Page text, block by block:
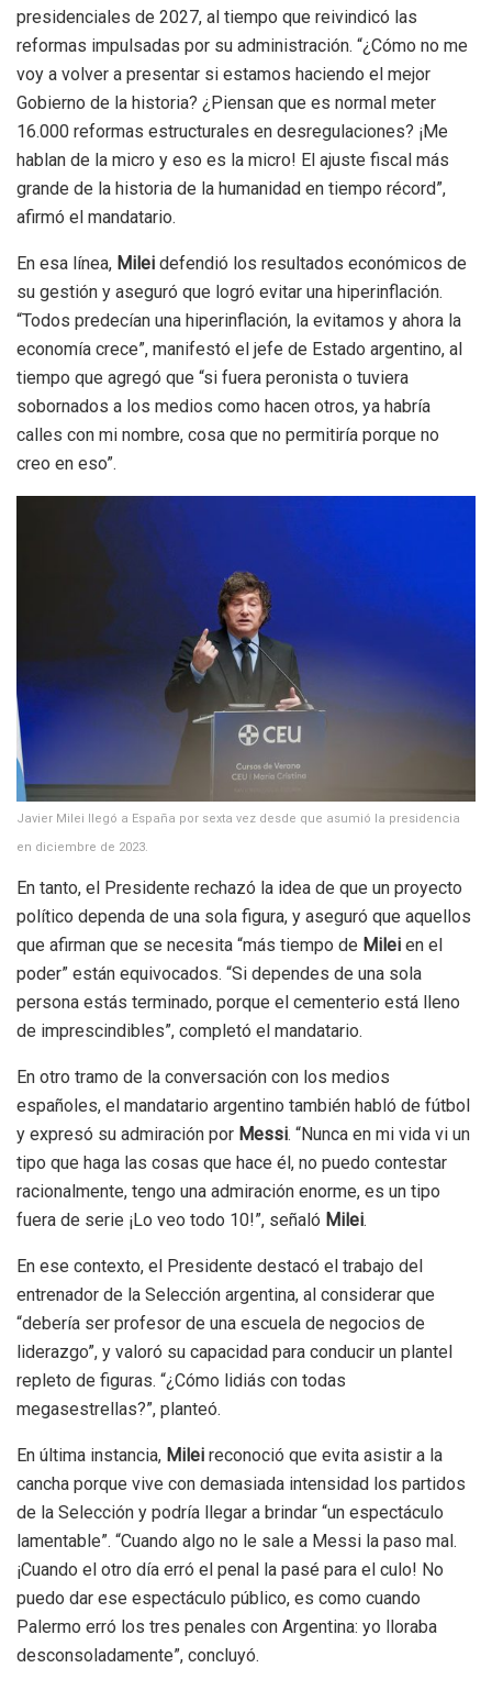
presidenciales de 2027, al tiempo que reivindicó las
reformas impulsadas por su administración. “¿Cómo no me
voy a volver a presentar si estamos haciendo el mejor
Gobierno de la historia? ¿Piensan que es normal meter
16.000 reformas estructurales en desregulaciones? ¡Me
hablan de la micro y eso es la micro! El ajuste fiscal más
grande de la historia de la humanidad en tiempo récord”,
afirmó el mandatario.
En esa línea, Milei defendió los resultados económicos de
su gestión y aseguró que logró evitar una hiperinflación.
“Todos predecían una hiperinflación, la evitamos y ahora la
economía crece”, manifestó el jefe de Estado argentino, al
tiempo que agregó que “si fuera peronista o tuviera
sobornados a los medios como hacen otros, ya habría
calles con mi nombre, cosa que no permitiría porque no
creo en eso”.
Javier Milei llegó a España por sexta vez desde que asumió la presidencia
en diciembre de 2023.
En tanto, el Presidente rechazó la idea de que un proyecto
político dependa de una sola figura, y aseguró que aquellos
que afirman que se necesita “más tiempo de Milei en el
poder” están equivocados. “Si dependes de una sola
persona estás terminado, porque el cementerio está lleno
de imprescindibles”, completó el mandatario.
En otro tramo de la conversación con los medios
españoles, el mandatario argentino también habló de fútbol
y expresó su admiración por Messi. “Nunca en mi vida vi un
tipo que haga las cosas que hace él, no puedo contestar
racionalmente, tengo una admiración enorme, es un tipo
fuera de serie ¡Lo veo todo 10!”, señaló Milei.
En ese contexto, el Presidente destacó el trabajo del
entrenador de la Selección argentina, al considerar que
“debería ser profesor de una escuela de negocios de
liderazgo”, y valoró su capacidad para conducir un plantel
repleto de figuras. “¿Cómo lidiás con todas
megasestrellas?”, planteó.
En última instancia, Milei reconoció que evita asistir a la
cancha porque vive con demasiada intensidad los partidos
de la Selección y podría llegar a brindar “un espectáculo
lamentable”. “Cuando algo no le sale a Messi la paso mal.
¡Cuando el otro día erró el penal la pasé para el culo! No
puedo dar ese espectáculo público, es como cuando
Palermo erró los tres penales con Argentina: yo lloraba
desconsoladamente”, concluyó.